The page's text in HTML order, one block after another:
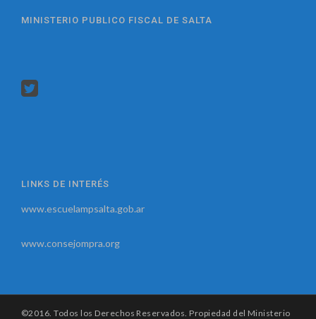
MINISTERIO PUBLICO FISCAL DE SALTA
LINKS DE INTERÉS
www.escuelampsalta.gob.ar
www.consejompra.org
©2016. Todos los Derechos Reservados. Propiedad del Ministerio